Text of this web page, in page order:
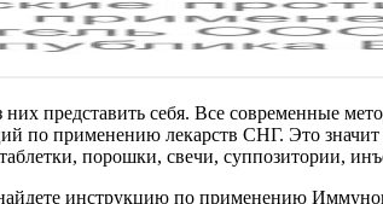
представить себя. Все современные
по применению лекарств СНГ. Это
порошки, свечи, суппозитории,
инструкцию по применению